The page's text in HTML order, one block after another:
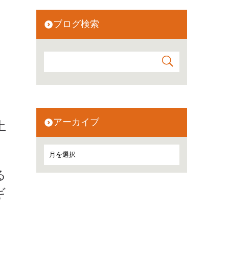
ブログ検索
アーカイブ